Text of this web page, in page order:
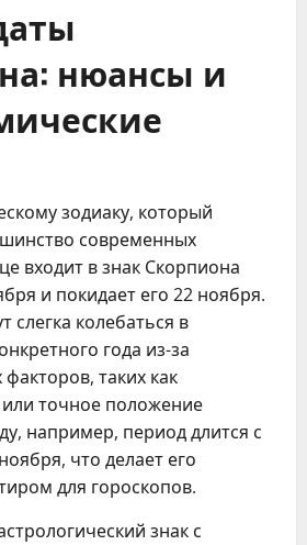
нюансы и
зодиаку, который
современных
входит в знак Скорпиона
и покидает его 22 ноября.
слегка колебаться в
года из-за
таких как
точное положение
например, период длится с
что делает его
для гороскопов.
знак с